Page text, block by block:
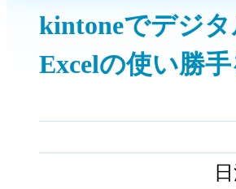
kintoneでデジ
Excelの使い勝